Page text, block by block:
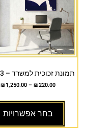
תמונת זכוכית למשרד – AU-003
₪220.00
–
₪1,250.00
בחר אפשרויות